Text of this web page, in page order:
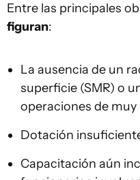
Entre las principales
figuran:
La ausencia de un
superficie (SMR) o
operaciones de muy
Dotación
Capacitación aún